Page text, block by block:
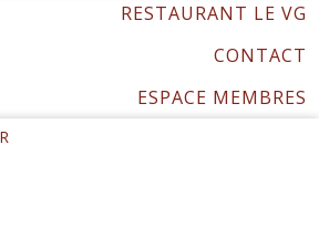
RESTAURANT LE VG
CONTACT
ESPACE MEMBRES